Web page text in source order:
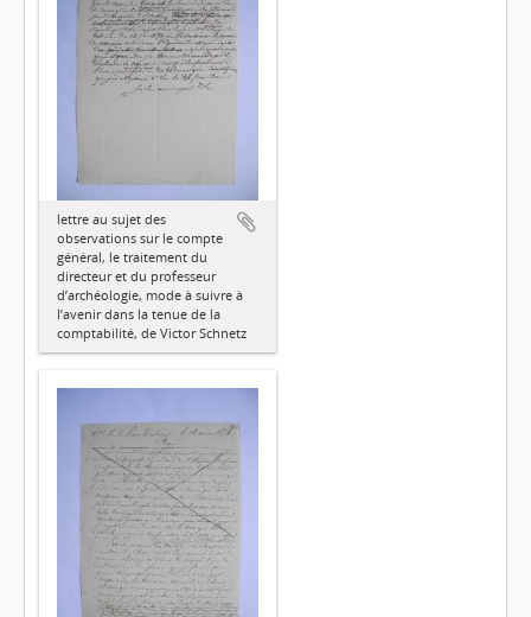
lettre au sujet des
observations sur le compte
général, le traitement du
directeur et du professeur
d’archéologie, mode à suivre à
l’avenir dans la tenue de la
comptabilité, de Victor Schnetz